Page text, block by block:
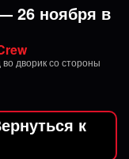
26 ноября в
дворик со стороны
к